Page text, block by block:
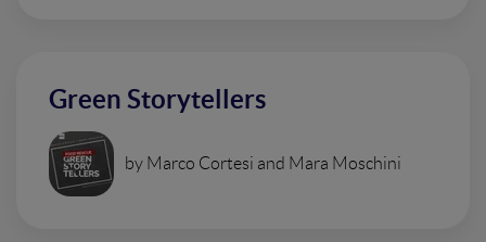
Green Storytellers
by Marco Cortesi and Mara Moschini